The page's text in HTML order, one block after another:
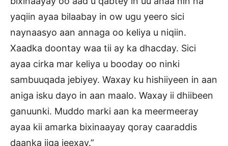
yaqiin ayaa bilaabay in ow ugu yeero sici
naynaasyo aan annaga oo keliya u niqiin.
Xaadka doontay waa tii ay ka dhacday. Sici
ayaa cirka mar keliya u booday oo ninki
sambuuqada jebiyey. Waxay ku hishiiyeen in aan
aniga isku dayo in aan maalo. Waxay ii dhiibeen
ganuunki. Muddo marki aan ka meermeeray
ayaa kii amarka bixinaayay qoray caaraddis
daanka iiga jeexay.”